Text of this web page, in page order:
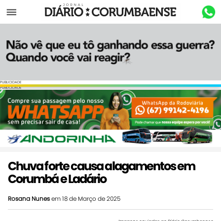
Menu
PUBLICIDADE
PUBLICIDADE
Chuva forte causa alagamentos em
Corumbá e Ladário
Rosana Nunesem 18 de Março de 2025